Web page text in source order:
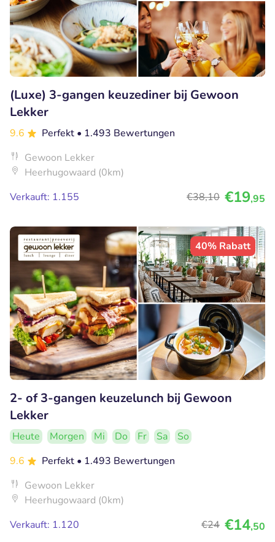
(Luxe) 3-gangen keuzediner bij Gewoon
Lekker
9.6 Perfekt • 1.493 Bewertungen
Gewoon Lekker
Heerhugowaard (0km)
Verkauft: 1.155
€38,10 €19,95
40% Rabatt
2- of 3-gangen keuzelunch bij Gewoon
Lekker
Heute Morgen Mi Do Fr Sa
So
9.6
Perfekt • 1.493 Bewertungen
Gewoon Lekker
Heerhugowaard (0km)
Verkauft: 1.120
€24 €14,50